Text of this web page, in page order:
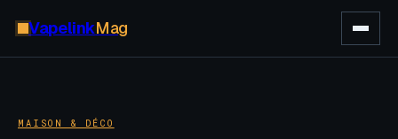
VapelinkMag
MAISON & DÉCO